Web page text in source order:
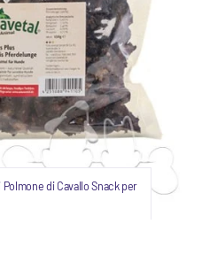
di Cavallo Snack per